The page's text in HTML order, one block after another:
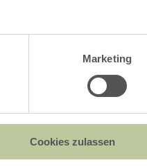
Marketing
Cookies zulassen